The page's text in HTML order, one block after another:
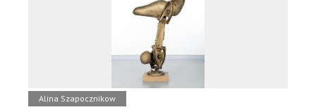
Alina Szapocznikow